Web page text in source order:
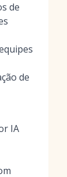
de
de
IA